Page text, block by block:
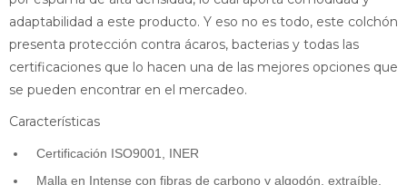
adaptabilidad a este producto. Y eso no es todo, este colchón
presenta protección contra ácaros, bacterias y todas las
certificaciones que lo hacen una de las mejores opciones que
se pueden encontrar en el mercadeo.
Características
Certificación ISO9001, INER
Malla en Intense con fibras de carbono y algodón, extraíble.